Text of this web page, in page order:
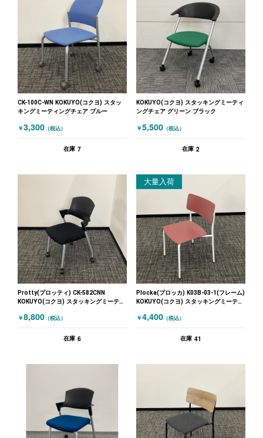
CK-100C-WN KOKUYO(コクヨ) スタッ
キングミーティングチェア ブルー
￥3,300 （税込）
在庫 7
KOKUYO(コクヨ) スタッキングミーティ
ングチェア グリーン ブラック
￥5,500 （税込）
在庫 2
Protty(プロッティ) CK-582CNN
KOKUYO(コクヨ) スタッキングミーティ
￥8,800 （税込）
在庫 6
大量入荷
Plocka(プロッカ) K03B-03-1(フレーム)
KOKUYO(コクヨ) スタッキングミーティ
￥4,400 （税込）
在庫 41